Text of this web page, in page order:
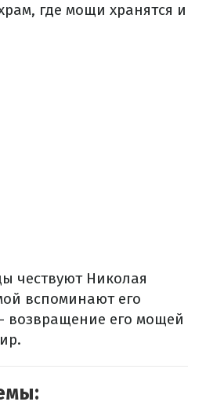
где мощи хранятся и
чествуют Николая
вспоминают его
возвращение его мощей